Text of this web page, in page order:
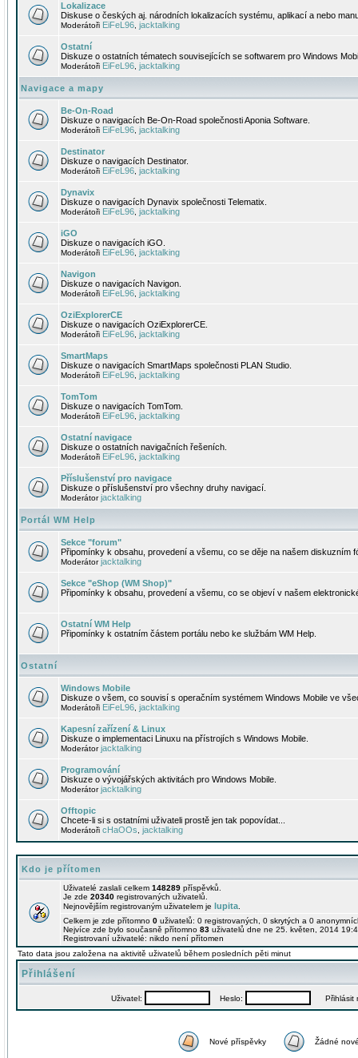
Lokalizace
Diskuse o českých aj. národních lokalizacích systému, aplikací a nebo
Moderátoři EiFeL96 jacktalking
Ostatní
Diskuze o ostatních tématech souvisejících se softwarem pro Windows
Moderátoři EiFeL96 jacktalking
Navigace a mapy
Be-On-Road
Diskuze o navigacích Be-On-Road společnosti Aponia Software.
Moderátoři EiFeL96 jacktalking
Destinator
Diskuze o navigacích Destinator.
Moderátoři EiFeL96 jacktalking
Dynavix
Diskuze o navigacích Dynavix společnosti Telematix.
Moderátoři EiFeL96 jacktalking
iGO
Diskuze o navigacích iGO.
Moderátoři EiFeL96 jacktalking
Navigon
Diskuze o navigacích Navigon.
Moderátoři EiFeL96 jacktalking
OziExplorerCE
Diskuze o navigacích OziExplorerCE.
Moderátoři EiFeL96 jacktalking
SmartMaps
Diskuze o navigacích SmartMaps společnosti PLAN Studio.
Moderátoři EiFeL96 jacktalking
TomTom
Diskuze o navigacích TomTom.
Moderátoři EiFeL96 jacktalking
Ostatní navigace
Diskuze o ostatních navigačních řešeních.
Moderátoři EiFeL96 jacktalking
Příslušenství pro navigace
Diskuze o příslušenství pro všechny druhy navigací.
Moderátorjacktalking
Portál WM Help
Sekce "forum"
Připomínky k obsahu, provedení a všemu, co se děje na našem diskuzním
Moderátorjacktalking
Sekce "eShop (WM Shop)"
Připomínky k obsahu, provedení a všemu, co se objeví v našem
Ostatní WM Help
Připomínky k ostatním částem portálu nebo ke službám WM Help.
Ostatní
Windows Mobile
Diskuze o všem, co souvisí s operačním systémem Windows Mobile ve
Moderátoři EiFeL96 jacktalking
Kapesní zařízení & Linux
Diskuze o implementaci Linuxu na přístrojích s Windows Mobile.
Moderátorjacktalking
Programování
Diskuze o vývojářských aktivitách pro Windows Mobile.
Moderátorjacktalking
Offtopic
Chcete-li si s ostatními uživateli prostě jen tak popovídat...
Moderátoři cHaOOs jacktalking
Kdo je přítomen
Uživatelé zaslali celkem 148289 příspěvků.
Je zde 20340 registrovaných uživatelů.
Nejnovějším registrovaným uživatelem je lupita
Celkem je zde přítomno 0 uživatelů: 0 registrovaných, 0 skrytých a 0
Nejvíce zde bylo současně přítomno 83 uživatelů dne ne 25. květen, 2014
Registrovaní uživatelé: nikdo není přítomen
Tato data jsou založena na aktivitě uživatelů během posledních pěti minut
Přihlášení
Uživatel: Heslo: Přihlásit
Nové příspěvky Žádné